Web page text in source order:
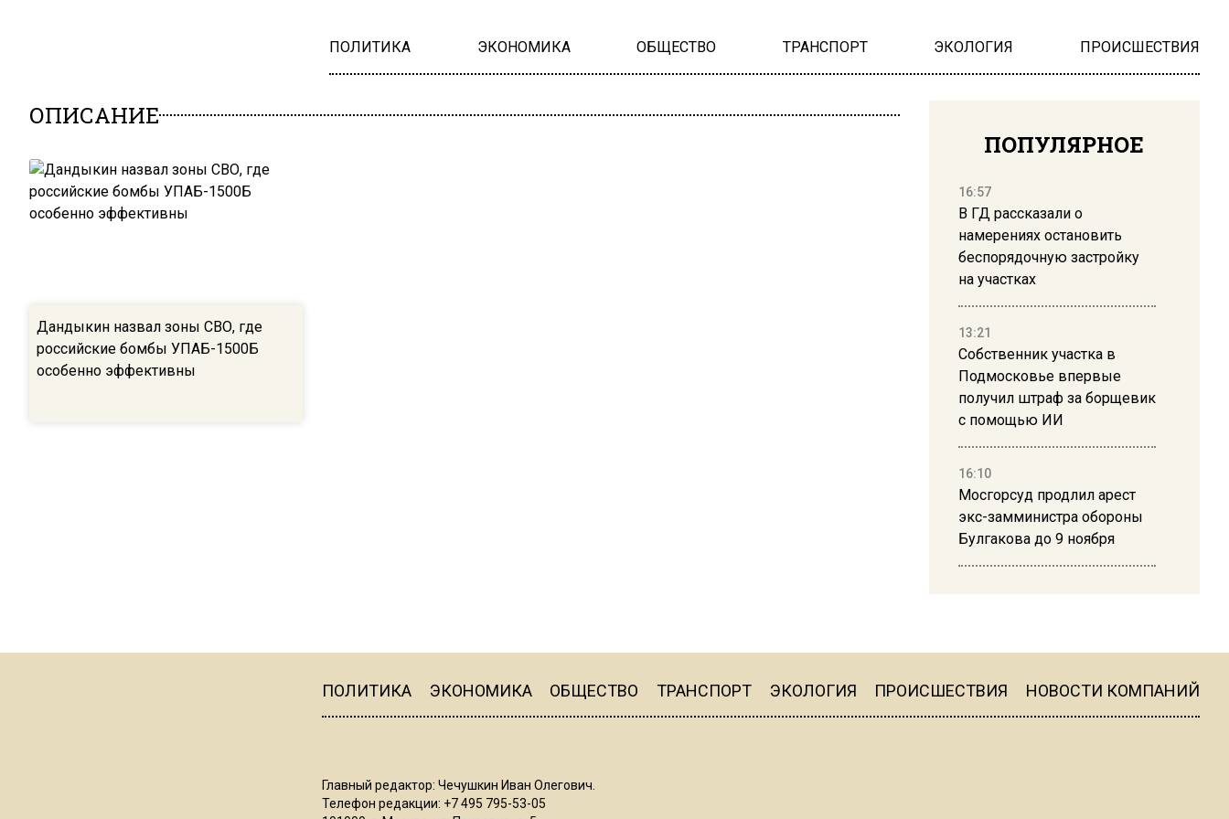
ПОЛИТИКА ЭКОНОМИКА ОБЩЕСТВО ТРАНСПОРТ ЭКОЛОГИЯ ПРОИСШЕСТВИЯ
ОПИСАНИЕ
Дандыкин назвал зоны СВО, где
российские бомбы УПАБ-1500Б
особенно эффективны
ПОПУЛЯРНОЕ
16:57
В ГД рассказали о
намерениях остановить
беспорядочную застройку
на участках
13:21
Собственник участка в
Подмосковье впервые
получил штраф за борщевик
с помощью ИИ
16:10
Мосгорсуд продлил арест
экс-замминистра обороны
Булгакова до 9 ноября
16:19
ПОЛИТИКА ЭКОНОМИКА ОБЩЕСТВО ТРАНСПОРТ ЭКОЛОГИЯ ПРОИСШЕСТВИЯ НОВОСТИ КОМПАНИЙ
Главный редактор: Чечушкин Иван Олегович.
Телефон редакции: +7 495 795-53-05